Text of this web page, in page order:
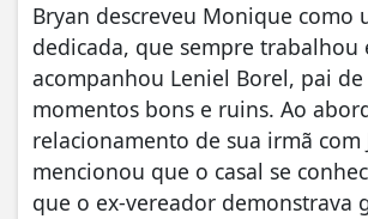
Bryan descreveu Monique como
dedicada, que sempre trabalhou
acompanhou Leniel Borel, pai
momentos bons e ruins. Ao
relacionamento de sua irmã com
mencionou que o casal se
que o ex-vereador demonstrava